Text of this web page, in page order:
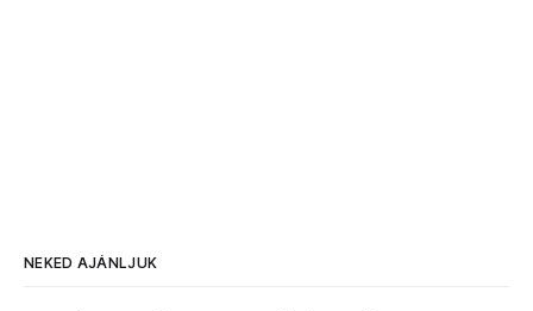
NEKED AJÁNLJUK